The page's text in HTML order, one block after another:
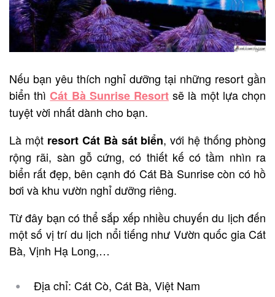
Nếu bạn yêu thích nghỉ dưỡng tại những resort gần
biển thìCát Bà Sunrise Resort sẽ là một lựa chọn
tuyệt vời nhất dành cho bạn.
Là một resort Cát Bà sát biển, với hệ thống phòng
rộng rãi, sàn gỗ cứng, có thiết kế có tầm nhìn ra
biển rất đẹp, bên cạnh đó Cát Bà Sunrise còn có hồ
bơi và khu vườn nghỉ dưỡng riêng.
Từ đây bạn có thể sắp xếp nhiều chuyến du lịch đến
một số vị trí du lịch nổi tiếng như Vườn quốc gia Cát
Bà, Vịnh Hạ Long,…
Địa chỉ: Cát Cò, Cát Bà, Việt Nam